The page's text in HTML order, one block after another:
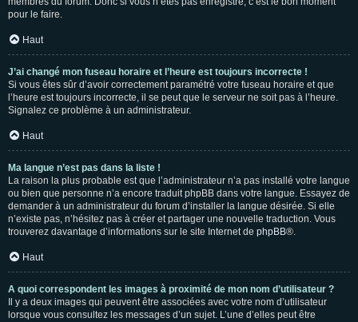
pour le faire.
Haut
J’ai changé mon fuseau horaire et l’heure est toujours incorrecte !
Si vous êtes sûr d’avoir correctement paramétré votre fuseau horaire et que
l’heure est toujours incorrecte, il se peut que le serveur ne soit pas à l’heure.
Signalez ce problème à un administrateur.
Haut
Ma langue n’est pas dans la liste !
La raison la plus probable est que l’administrateur n’a pas installé votre langue
ou bien que personne n’a encore traduit phpBB dans votre langue. Essayez de
demander à un administrateur du forum d’installer la langue désirée. Si elle
n’existe pas, n’hésitez pas à créer et partager une nouvelle traduction. Vous
trouverez davantage d’informations sur le site Internet de phpBB®.
Haut
A quoi correspondent les images à proximité de mon nom d’utilisateur ?
Il y a deux images qui peuvent être associées avec votre nom d’utilisateur
lorsque vous consultez les messages d’un sujet. L’une d’elles peut être